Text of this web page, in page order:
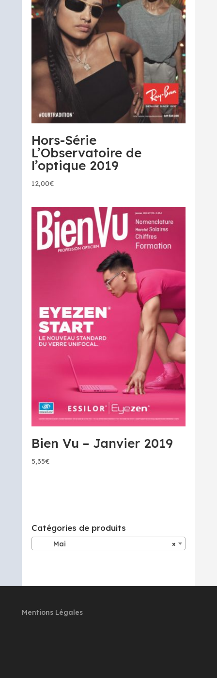
Hors-Série
L’Observatoire de
l’optique 2019
12,00€
Bien Vu – Janvier 2019
5,35€
Catégories de produits
×
Mai
Mentions Légales